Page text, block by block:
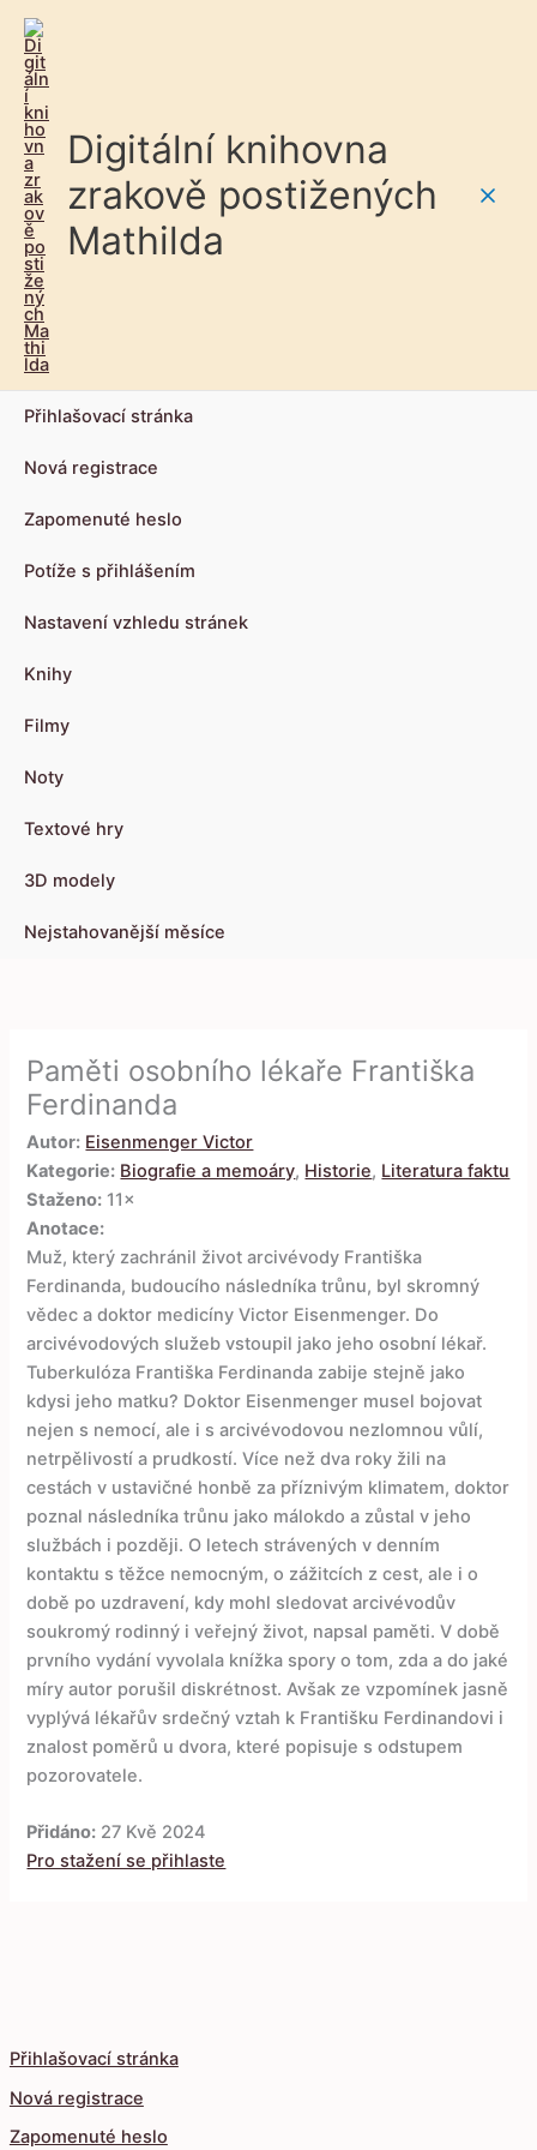
Digitální knihovna
zrakově postižených
Mathilda
Přihlašovací stránka
Nová registrace
Zapomenuté heslo
Potíže s přihlášením
Nastavení vzhledu stránek
Knihy
Filmy
Noty
Textové hry
3D modely
Nejstahovanější měsíce
Přihlašovací stránka
Nová registrace
Zapomenuté heslo
Paměti osobního lékaře Františka
Ferdinanda
Autor: Eisenmenger Victor
Kategorie: Biografie a memoáry, Historie, Literatura faktu
Staženo: 11×
Anotace:
Muž, který zachránil život arcivévody Františka
Ferdinanda, budoucího následníka trůnu, byl skromný
vědec a doktor medicíny Victor Eisenmenger. Do
arcivévodových služeb vstoupil jako jeho osobní lékař.
Tuberkulóza Františka Ferdinanda zabije stejně jako
kdysi jeho matku? Doktor Eisenmenger musel bojovat
nejen s nemocí, ale i s arcivévodovou nezlomnou vůlí,
netrpělivostí a prudkostí. Více než dva roky žili na
cestách v ustavičné honbě za příznivým klimatem, doktor
poznal následníka trůnu jako málokdo a zůstal v jeho
službách i později. O letech strávených v denním
kontaktu s těžce nemocným, o zážitcích z cest, ale i o
době po uzdravení, kdy mohl sledovat arcivévodův
soukromý rodinný i veřejný život, napsal paměti. V době
prvního vydání vyvolala knížka spory o tom, zda a do jaké
míry autor porušil diskrétnost. Avšak ze vzpomínek jasně
vyplývá lékařův srdečný vztah k Františku Ferdinandovi i
znalost poměrů u dvora, které popisuje s odstupem
pozorovatele.
Přidáno: 27 Kvě 2024
Pro stažení se přihlaste